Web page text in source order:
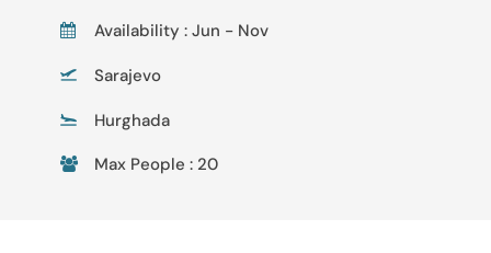
Availability : Jun - Nov
Sarajevo
Hurghada
Max People : 20